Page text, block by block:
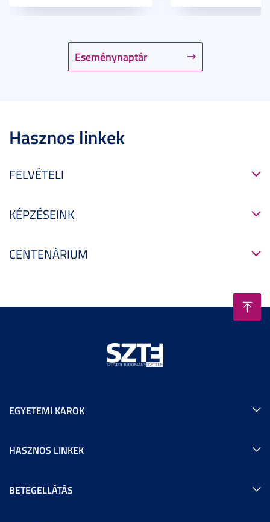
Eseménynaptár
Hasznos linkek
FELVÉTELI
KÉPZÉSEINK
CENTENÁRIUM
EGYETEMI KAROK
HASZNOS LINKEK
BETEGELLÁTÁS